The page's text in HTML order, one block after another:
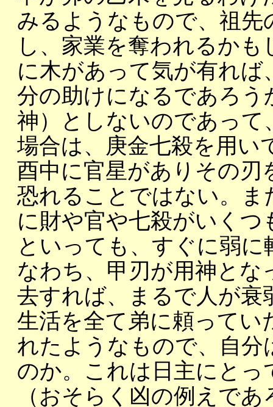
みるようなもので、祖
し、家業を奪われるか
に木があって気が有れ
分の助けになるであろ
神）としないのであっ
場合は、庚金七殺を用い
酉中に官星がありその
恐れることではない。ま
に財や官や七殺がいく
といっても、すぐに弱
なわち、甲刃が用神とな
去すれば、まるで人が
生活を全て弟に頼ってい
れたようなもので、自
のか。これは日主にと
（おそらく凶の例えで